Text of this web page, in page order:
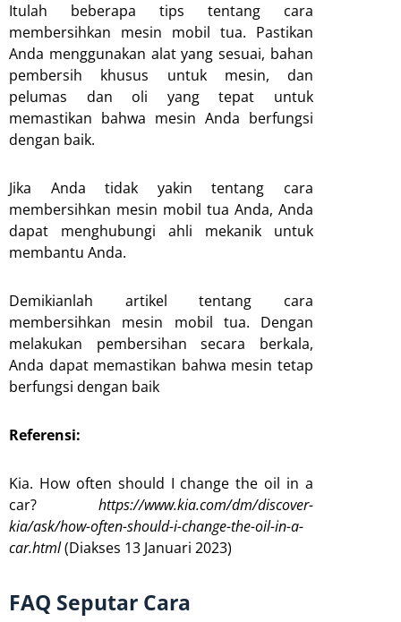
Itulah beberapa tips tentang cara
membersihkan mesin mobil tua. Pastikan
Anda menggunakan alat yang sesuai, bahan
pembersih khusus untuk mesin, dan
pelumas dan oli yang tepat untuk
memastikan bahwa mesin Anda berfungsi
dengan baik.
Jika Anda tidak yakin tentang cara
membersihkan mesin mobil tua Anda, Anda
dapat menghubungi ahli mekanik untuk
membantu Anda.
Demikianlah artikel tentang cara
membersihkan mesin mobil tua. Dengan
melakukan pembersihan secara berkala,
Anda dapat memastikan bahwa mesin tetap
berfungsi dengan baik
Referensi:
Kia. How often should I change the oil in a
car? https://www.kia.com/dm/discover-
kia/ask/how-often-should-i-change-the-oil-in-a-
car.html(Diakses 13 Januari 2023)
FAQ Seputar Cara